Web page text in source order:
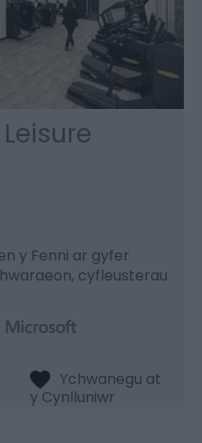
y Fenni ar gyfer
cyfleusterau